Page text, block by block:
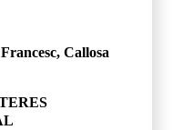
Callosa